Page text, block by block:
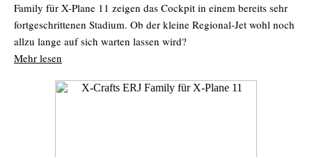
Family für X-Plane 11 zeigen das Cockpit in einem bereits sehr
fortgeschrittenen Stadium. Ob der kleine Regional-Jet wohl noch
allzu lange auf sich warten lassen wird?
Mehr lesen